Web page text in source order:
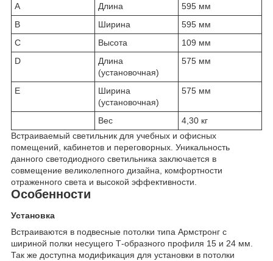
A Длина
595 мм
B
Ширина
595 мм
C
Высота
109 мм
D
Длина
(установочная)
575 мм
E
Ширина
(установочная)
575 мм
Вес
4,30 кг
Встраиваемый светильник для учебных и офисных
помещений, кабинетов и переговорных. Уникальность
данного светодиодного светильника заключается в
совмещение великолепного дизайна, комфортности
отраженного света и высокой эффективности.
Особенности
Установка
Встраиваются в подвесные потолки типа Армстронг с
шириной полки несущего Т-образного профиля 15 и 24 мм.
Так же доступна модификация для установки в потолки